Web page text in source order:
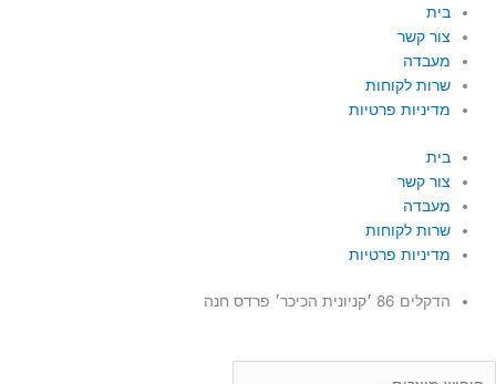
דילוג
לתוכן
בית
צור קשר
מעבדה
שרות לקוחות
מדיניות פרטיות
בית
צור קשר
מעבדה
שרות לקוחות
מדיניות פרטיות
הדקלים 86 ׳קניונית הכיכר׳ פרדס חנה
Search
Search